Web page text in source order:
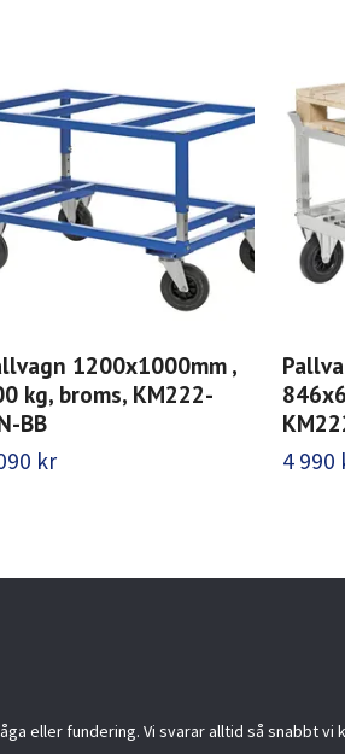
1200x1000mm ,
kg, broms, KM222-
BB
kr 4 990
eller fundering. Vi svarar alltid så snabbt vi